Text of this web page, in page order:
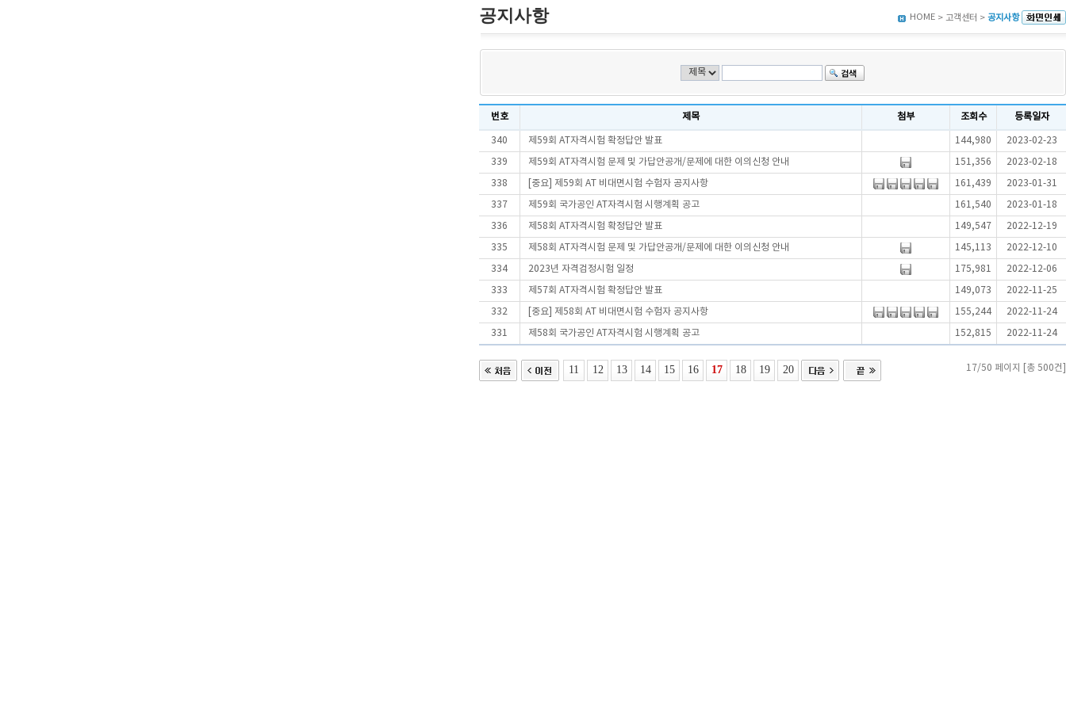
공지사항 HOME > 고객센터 > 공지사항
번호 제목 첨부 조회수 등록일자
340 제59회 AT자격시험 확정답안 발표 144,980 2023-02-23
339 제59회 AT자격시험 문제 및 가답안공개/문제에 대한 이의신청 안내 151,356 2023-02-18
338 [중요] 제59회 AT 비대면시험 수험자 공지사항 161,439 2023-01-31
337 제59회 국가공인 AT자격시험 시행계획 공고 161,540 2023-01-18
336 제58회 AT자격시험 확정답안 발표 149,547 2022-12-19
335 제58회 AT자격시험 문제 및 가답안공개/문제에 대한 이의신청 안내 145,113 2022-12-10
334 2023년 자격검정시험 일정 175,981 2022-12-06
333 제57회 AT자격시험 확정답안 발표 149,073 2022-11-25
332 [중요] 제58회 AT 비대면시험 수험자 공지사항 155,244 2022-11-24
331 제58회 국가공인 AT자격시험 시행계획 공고 152,815 2022-11-24
11 12 13 14 15 16 17 18 19 20 17/50 페이지 [총 500건]